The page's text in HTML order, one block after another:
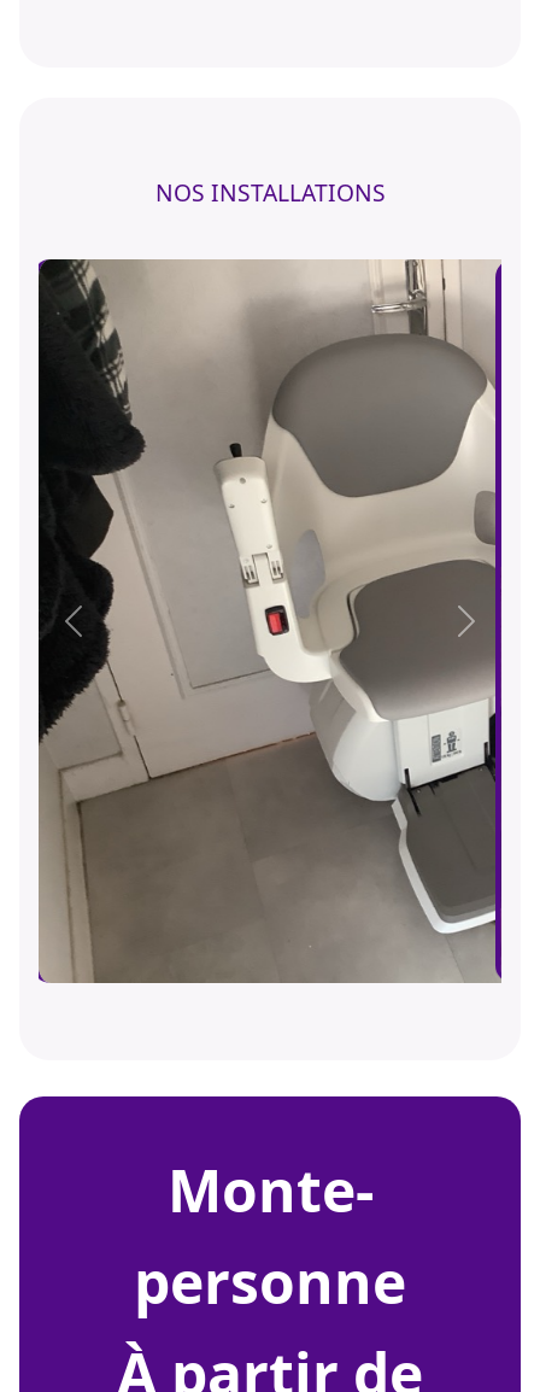
NOS INSTALLATIONS
Précédent Suivant
monte-
personne
À partir de